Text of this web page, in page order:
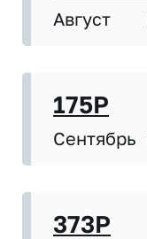
Август
175P
Сентябрь
373P